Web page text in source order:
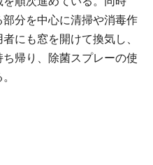
分を中心に清掃や消毒作
にも窓を開けて換気し、
帰り、除菌スプレーの使